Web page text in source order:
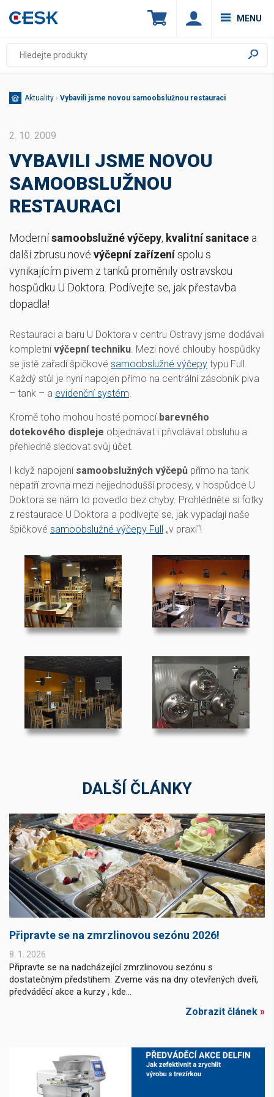
MENU
Aktuality › Vybavili jsme novou samoobslužnou restauraci
2. 10. 2009
VYBAVILI JSME NOVOU
SAMOOBSLUŽNOU
RESTAURACI
Modernísamoobslužné výčepy, kvalitní sanitace a
další zbrusu nové výčepní zařízeníspolu s
vynikajícím pivem z tanků proměnily ostravskou
hospůdku U Doktora. Podívejte se, jak přestavba
dopadla!
Restauraci a baru U Doktora v centru Ostravy jsme dodávali
kompletnívýčepní techniku. Mezi nové chlouby hospůdky
se jistě zařadí špičkové samoobslužné výčepy typu Full.
Každý stůl je nyní napojen přímo na centrální zásobník piva
– tank – a evidenční systém.
Kromě toho mohou hosté pomocí barevného
dotekového displeje objednávat i přivolávat obsluhu a
přehledně sledovat svůj účet.
I když napojení samoobslužných výčepů přímo na tank
nepatří zrovna mezi nejjednodušší procesy, v hospůdce U
Doktora se nám to povedlo bez chyby. Prohlédněte si fotky
z restaurace U Doktora a podívejte se, jak vypadají naše
špičkové samoobslužné výčepy Full „v praxi“!
DALŠÍ ČLÁNKY
Připravte se na zmrzlinovou sezónu 2026!
8. 1. 2026
Připravte se na nadcházející zmrzlinovou sezónu s
dostatečným předstihem. Zveme vás na dny otevřených dveří,
předváděcí akce a kurzy , kde...
Zobrazit článek »